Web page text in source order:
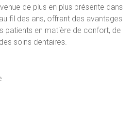
de plus en plus présente dans
fil des ans, offrant des avantages
patients en matière de confort, de
soins dentaires.